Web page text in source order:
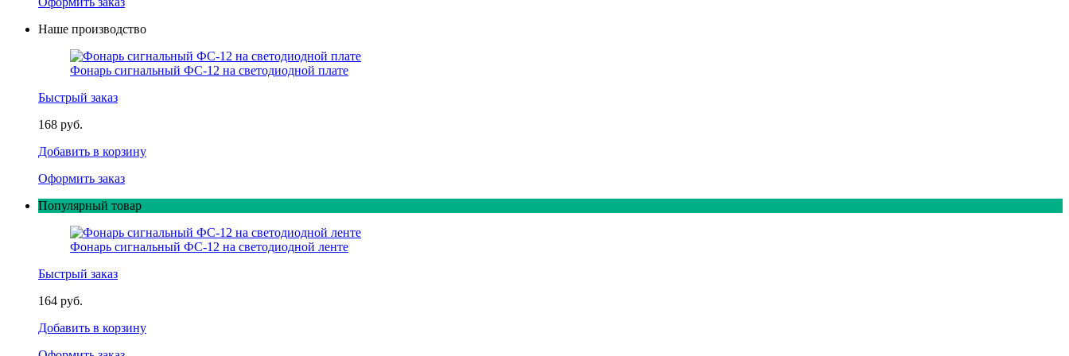
Наше производство
Фонарь сигнальный ФС-12 на светодиодной плате
Быстрый заказ
168 руб.
Добавить в корзину
Оформить заказ
Популярный товар
Фонарь сигнальный ФС-12 на светодиодной ленте
Быстрый заказ
164 руб.
Добавить в корзину